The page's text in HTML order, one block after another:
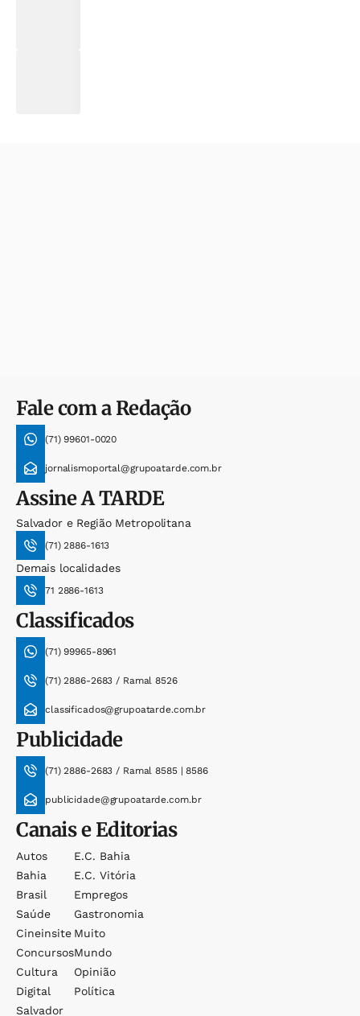
Fale com a Redação
(71) 99601-0020
jornalismoportal@grupoatarde.com.br
AssineA TARDE
Salvador e Região Metropolitana
(71) 2886-1613
Demais localidades
71 2886-1613
Classificados
(71) 99965-8961
(71) 2886-2683 / Ramal 8526
classificados@grupoatarde.com.br
Publicidade
(71) 2886-2683 / Ramal 8585 | 8586
publicidade@grupoatarde.com.br
Canais e Editorias
Autos
Bahia
Brasil
Saúde
Cineinsite
Concursos
Cultura
Digital
Salvador
E.c. Bahia
E.c. Vitória
Empregos
Gastronomia
Muito
Mundo
Opinião
Política